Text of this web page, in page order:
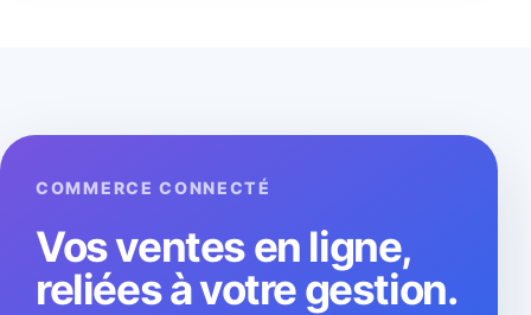
COMMERCE CONNECTÉ
Vos ventes en ligne,
reliées à votre gestion.